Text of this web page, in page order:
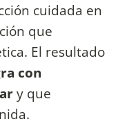
cuidada en
que
El resultado
con
y que